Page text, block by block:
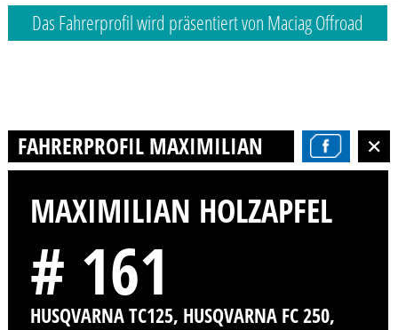
Das Fahrerprofil wird präsentiert von Maciag Offroad
FAHRERPROFIL MAXIMILIAN HOLZAPFEL
MAXIMILIAN HOLZAPFEL
# 161
HUSQVARNA TC125, HUSQVARNA FC 250,